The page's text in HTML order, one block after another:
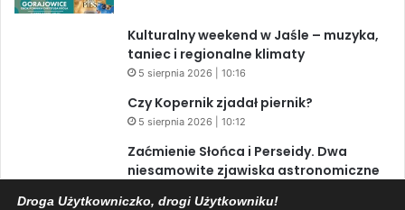
Kulturalny weekend w Jaśle – muzyka,
taniec i regionalne klimaty
5 sierpnia 2026 | 10:16
Czy Kopernik zjadał piernik?
5 sierpnia 2026 | 10:12
Zaćmienie Słońca i Perseidy. Dwa
niesamowite zjawiska astronomiczne
Droga Użytkowniczko, drogi Użytkowniku!